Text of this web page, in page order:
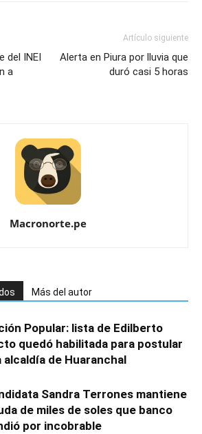
del INEI
a
Artículo siguiente
Alerta en Piura por lluvia que
duró casi 5 horas
Macronorte.pe
Más del autor
Popular: lista de Edilberto
quedó habilitada para postular
alcaldía de Huaranchal
Sandra Terrones mantiene
de miles de soles que banco
por incobrable